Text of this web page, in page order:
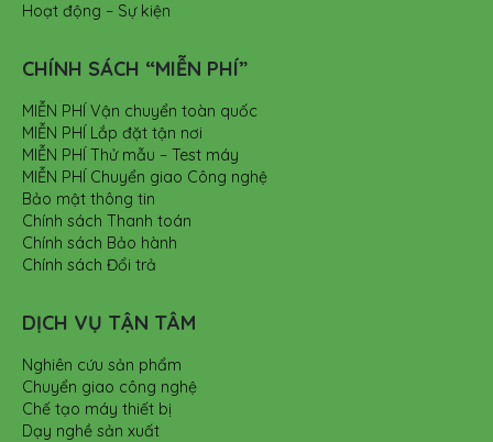
Hoạt động – Sự kiện
CHÍNH SÁCH “MIỄN PHÍ”
MIỄN PHÍ Vận chuyển toàn quốc
MIỄN PHÍ Lắp đặt tận nơi
MIỄN PHÍ Thử mẫu – Test máy
MIỄN PHÍ Chuyển giao Công nghệ
Bảo mật thông tin
Chính sách Thanh toán
Chính sách Bảo hành
Chính sách Đổi trả
DỊCH VỤ TẬN TÂM
Nghiên cứu sản phẩm
Chuyển giao công nghệ
Chế tạo máy thiết bị
Dạy nghề sản xuất